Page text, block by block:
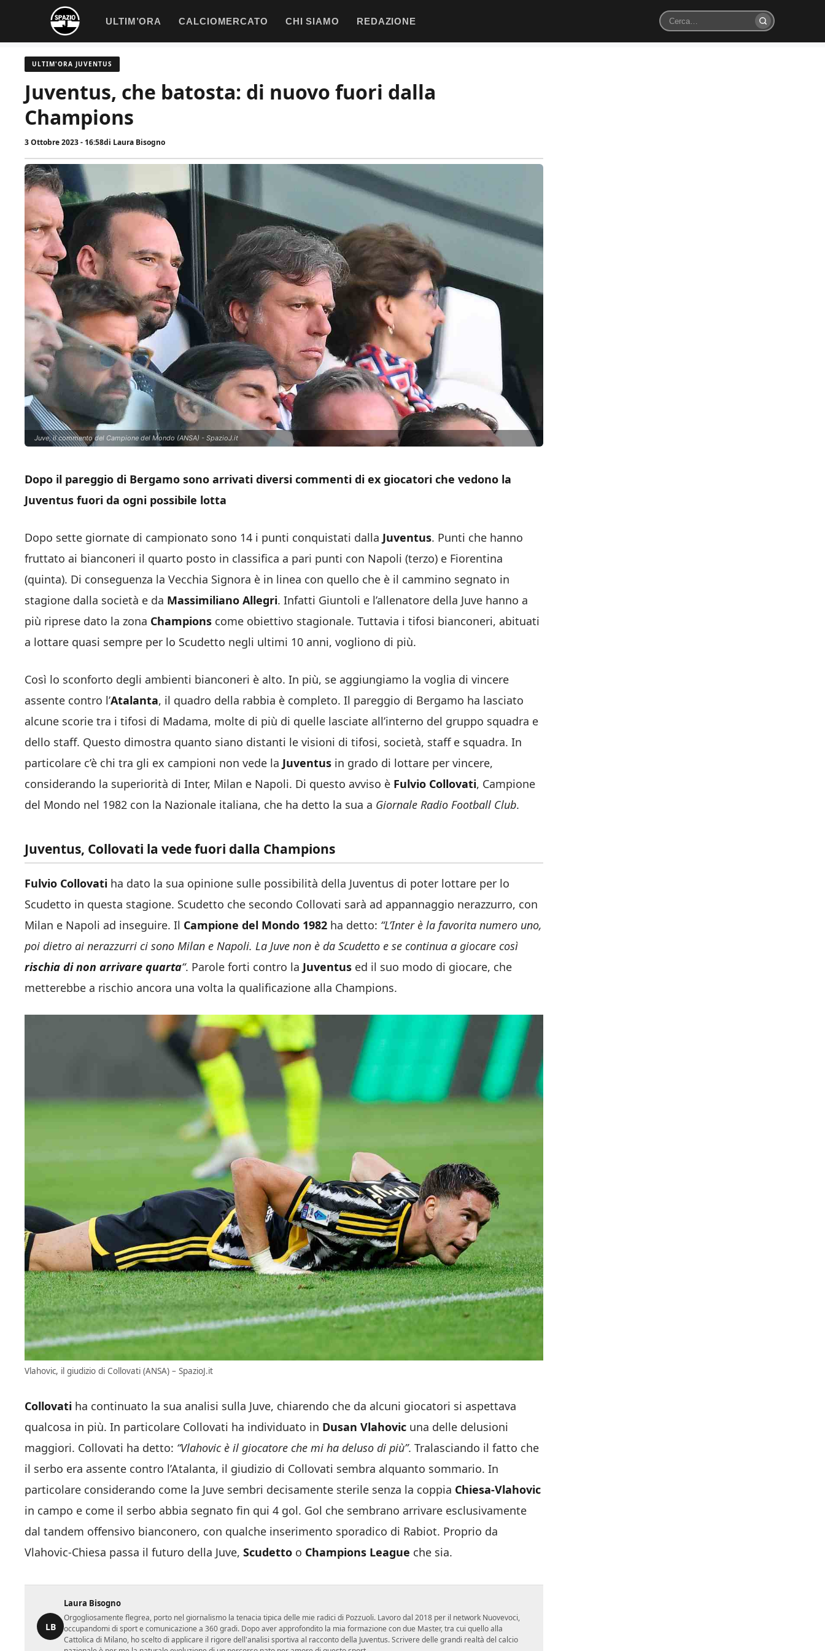
contenuto
ULTIM’ORA CALCIOMERCATO CHI SIAMO REDAZIONE
Cerca
ULTIM'ORA JUVENTUS
Juventus, che batosta: di nuovo fuori dalla
Champions
3 Ottobre 2023 - 16:58di Laura Bisogno
Juve, il commento del Campione del Mondo (ANSA) - SpazioJ.it
Dopo il pareggio di Bergamo sono arrivati diversi commenti di ex giocatori che vedono la
Juventus fuori da ogni possibile lotta
Dopo sette giornate di campionato sono 14 i punti conquistati dalla Juventus. Punti che hanno
fruttato ai bianconeri il quarto posto in classifica a pari punti con Napoli (terzo) e Fiorentina
(quinta). Di conseguenza la Vecchia Signora è in linea con quello che è il cammino segnato in
stagione dalla società e da Massimiliano Allegri. Infatti Giuntoli e l’allenatore della Juve hanno a
più riprese dato la zona Champions come obiettivo stagionale. Tuttavia i tifosi bianconeri, abituati
a lottare quasi sempre per lo Scudetto negli ultimi 10 anni, vogliono di più.
Così lo sconforto degli ambienti bianconeri è alto. In più, se aggiungiamo la voglia di vincere
assente contro l’Atalanta, il quadro della rabbia è completo. Il pareggio di Bergamo ha lasciato
alcune scorie tra i tifosi di Madama, molte di più di quelle lasciate all’interno del gruppo squadra e
dello staff. Questo dimostra quanto siano distanti le visioni di tifosi, società, staff e squadra. In
particolare c’è chi tra gli ex campioni non vede la Juventus in grado di lottare per vincere,
considerando la superiorità di Inter, Milan e Napoli. Di questo avviso è Fulvio Collovati, Campione
del Mondo nel 1982 con la Nazionale italiana, che ha detto la sua a Giornale Radio Football Club.
Juventus, Collovati la vede fuori dalla Champions
Fulvio Collovati ha dato la sua opinione sulle possibilità della Juventus di poter lottare per lo
Scudetto in questa stagione. Scudetto che secondo Collovati sarà ad appannaggio nerazzurro, con
Milan e Napoli ad inseguire. Il Campione del Mondo 1982 ha detto: “L’Inter è la favorita numero uno,
poi dietro ai nerazzurri ci sono Milan e Napoli. La Juve non è da Scudetto e se continua a giocare così
rischia di non arrivare quarta“. Parole forti contro la Juventus ed il suo modo di giocare, che
metterebbe a rischio ancora una volta la qualificazione alla Champions.
Vlahovic, il giudizio di Collovati (ANSA) – SpazioJ.it
Collovati ha continuato la sua analisi sulla Juve, chiarendo che da alcuni giocatori si aspettava
qualcosa in più. In particolare Collovati ha individuato in Dusan Vlahovic una delle delusioni
maggiori. Collovati ha detto: “Vlahovic è il giocatore che mi ha deluso di più”. Tralasciando il fatto che
il serbo era assente contro l’Atalanta, il giudizio di Collovati sembra alquanto sommario. In
particolare considerando come la Juve sembri decisamente sterile senza la coppia Chiesa-Vlahovic
in campo e come il serbo abbia segnato fin qui 4 gol. Gol che sembrano arrivare esclusivamente
dal tandem offensivo bianconero, con qualche inserimento sporadico di Rabiot. Proprio da
Vlahovic-Chiesa passa il futuro della Juve, Scudetto o Champions League che sia.
LB
Laura Bisogno
Orgogliosamente flegrea, porto nel giornalismo la tenacia tipica delle mie radici di Pozzuoli. Lavoro dal 2018 per il network Nuovevoci,
occupandomi di sport e comunicazione a 360 gradi. Dopo aver approfondito la mia formazione con due Master, tra cui quello alla
Cattolica di Milano, ho scelto di applicare il rigore dell'analisi sportiva al racconto della Juventus. Scrivere delle grandi realtà del calcio